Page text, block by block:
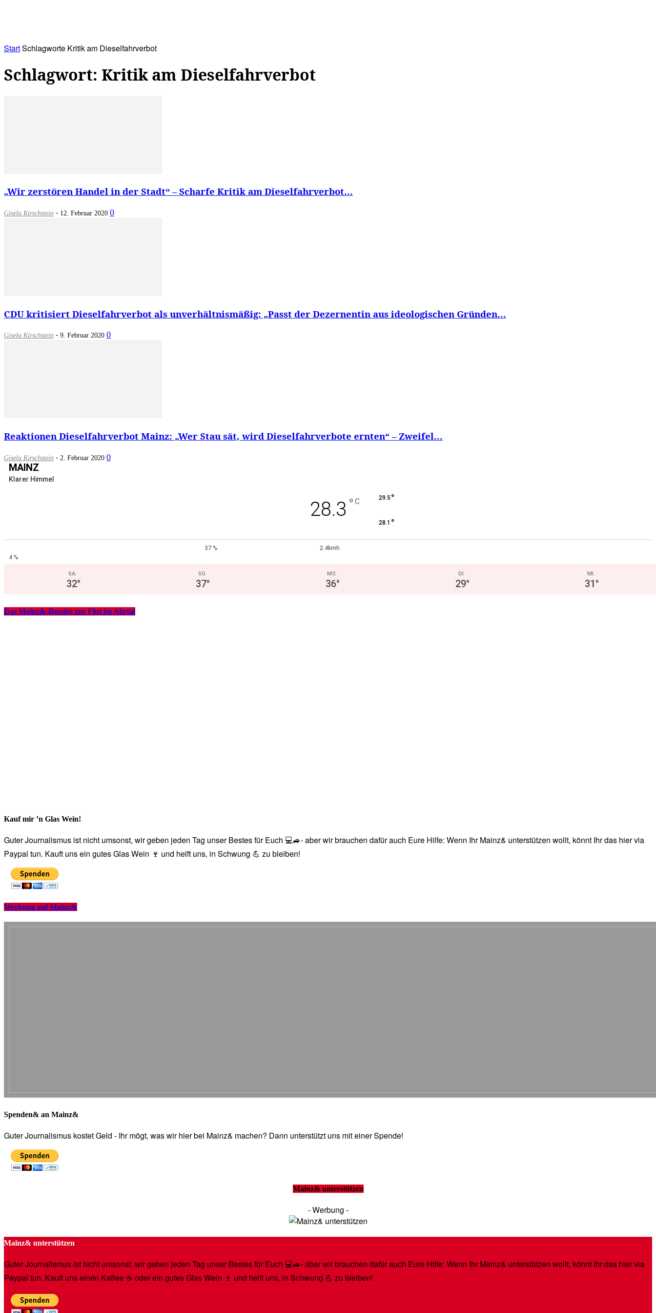
StartSchlagworte Kritik am Dieselfahrverbot
Schlagwort: Kritik am Dieselfahrverbot
„Wir zerstören Handel in der Stadt“ – Scharfe Kritik am Dieselfahrverbot...
Gisela Kirschstein - 12. Februar 2020 0
CDU kritisiert Dieselfahrverbot als unverhältnismäßig: „Passt der Dezernentin aus ideologischen Gründen...
Gisela Kirschstein - 9. Februar 2020 0
Reaktionen Dieselfahrverbot Mainz: „Wer Stau sät, wird Dieselfahrverbote ernten“ – Zweifel...
Gisela Kirschstein - 2. Februar 2020 0
MAINZ
Klarer Himmel
28.3 ° C 29.5 °
28.1 °
37 %
2.4kmh
4 %
SA.
32°
SO.
37°
MO.
36°
DI.
29°
MI.
31°
Das Mainz&-Dossier zur Flut im Ahrtal
Kauf mir ’n Glas Wein!
Guter Journalismus ist nicht umsonst, wir geben jeden Tag unser Bestes für Euch 💻🚙- aber wir brauchen dafür auch Eure Hilfe: Wenn Ihr Mainz& unterstützen wollt, könnt Ihr das hier via
Paypal tun. Kauft uns ein gutes Glas Wein 🍷 und helft uns, in Schwung 💪 zu bleiben!
Werbung auf Mainz&
Spenden& an Mainz&
Guter Journalismus kostet Geld - Ihr mögt, was wir hier bei Mainz& machen? Dann unterstützt uns mit einer Spende!
Mainz& unterstützen
- Werbung -
Mainz& unterstützen
Guter Journalismus ist nicht umsonst, wir geben jeden Tag unser Bestes für Euch 💻🚙- aber wir brauchen dafür auch Eure Hilfe: Wenn Ihr Mainz& unterstützen wollt, könnt Ihr das hier via
Paypal tun. Kauft uns einen Kaffee ☕️ oder ein gutes Glas Wein 🍷 und helft uns, in Schwung 💪 zu bleiben!